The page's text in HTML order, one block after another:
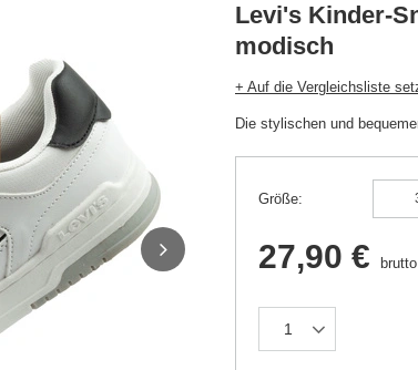
Levi's Kinder-
modisch
+ Auf die Vergleichsliste
Die stylischen und
Größe
27,90 € brutto